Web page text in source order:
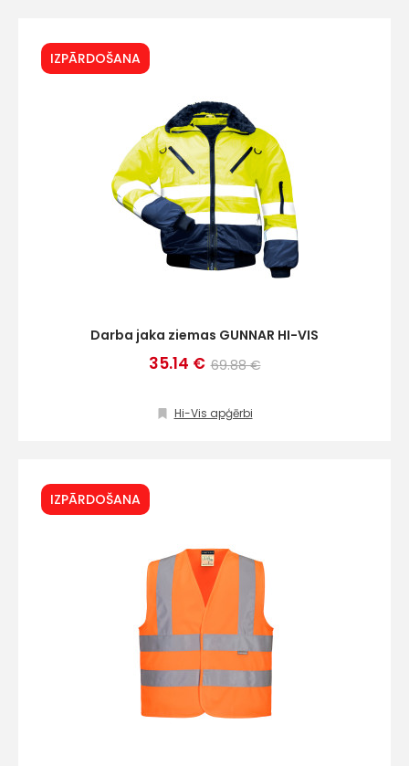
IZPĀRDOŠANA
Darba jaka ziemas GUNNAR HI-VIS
35.14 € 69.88 €
Hi-Vis apģērbi
IZPĀRDOŠANA